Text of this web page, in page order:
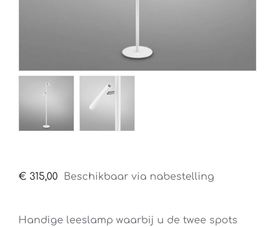
€ 315,00 Beschikbaar via nabestelling
Handige leeslamp waarbij u de twee spots